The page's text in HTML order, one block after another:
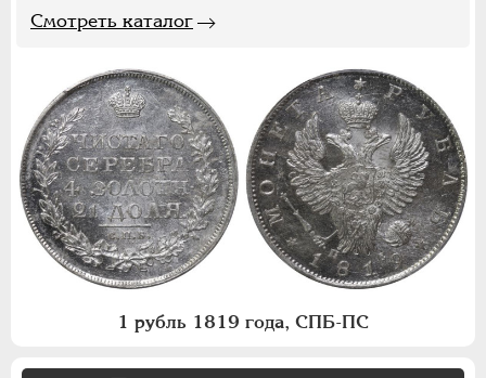
Смотреть каталог
1 рубль 1819 года, СПБ-ПС